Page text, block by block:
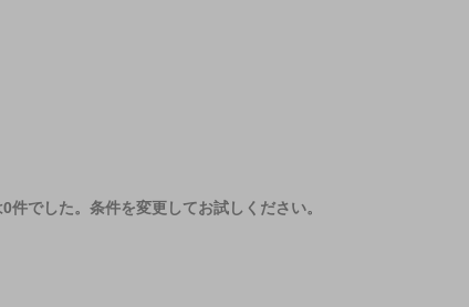
件でした。 条件を変更してお試しください。